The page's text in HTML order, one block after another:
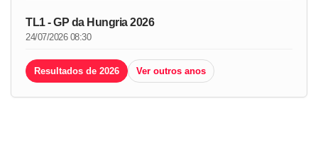
TL1 - GP da Hungria 2026
24/07/2026 08:30
Resultados de 2026 Ver outros anos